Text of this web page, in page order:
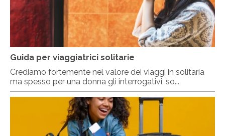
Guida per viaggiatrici solitarie
Crediamo fortemente nel valore dei viaggi in solitaria
ma spesso per una donna gli interrogativi, so...